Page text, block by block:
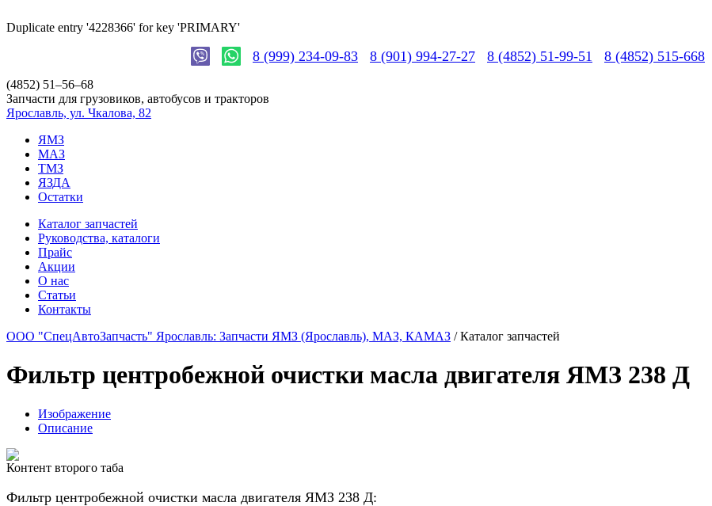
Duplicate entry '4228366' for key 'PRIMARY'
8 (999) 234-09-83 8 (901) 994-27-27 8 (4852) 51-99-51 8 (4852) 515-668
(4852) 51–56–68
Запчасти для грузовиков, автобусов и тракторов
Ярославль, ул. Чкалова, 82
ЯМЗ
МАЗ
ТМЗ
ЯЗДА
Остатки
Каталог запчастей
Руководства, каталоги
Прайс
Акции
О нас
Статьи
Контакты
ООО "СпецАвтоЗапчасть" Ярославль: Запчасти ЯМЗ (Ярославль), МАЗ, КАМАЗ / Каталог запчастей
Фильтр центробежной очистки масла двигателя ЯМЗ 238 Д
Изображение
Описание
Контент второго таба
Фильтр центробежной очистки масла двигателя ЯМЗ 238 Д: